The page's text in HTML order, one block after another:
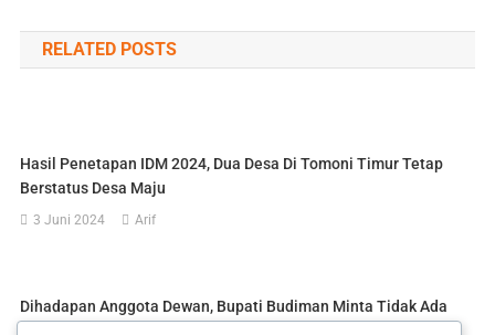
pos
RELATED POSTS
Hasil Penetapan IDM 2024, Dua Desa Di Tomoni Timur Tetap
Berstatus Desa Maju
3 Juni 2024 Arif
Dihadapan Anggota Dewan, Bupati Budiman Minta Tidak Ada